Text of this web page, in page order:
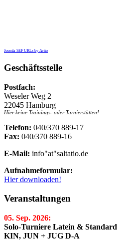
Joomla SEF URLs by Artio
Geschäftsstelle
Postfach:
Weseler Weg 2
22045 Hamburg
Hier keine Trainings- oder Turnierstätten!
Telefon: 040/370 889-17
Fax: 040/370 889-16
E-Mail: info"at"saltatio.de
Aufnahmeformular:
Hier downloaden!
Veranstaltungen
05. Sep. 2026:
Solo-Turniere Latein & Standard
KIN, JUN + JUG D-A